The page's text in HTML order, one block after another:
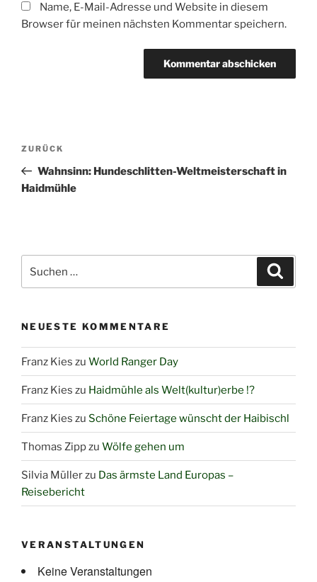
Name, E-Mail-Adresse und Website in diesem
Browser für meinen nächsten Kommentar speichern.
Beitragsnavigation
Vorheriger
Beitrag
ZURÜCK
Wahnsinn: Hundeschlitten-Weltmeisterschaft in
Haidmühle
nach:
NEUESTE KOMMENTARE
Franz Kies zu World Ranger Day
Franz Kies zu Haidmühle als Welt(kultur)erbe !?
Franz Kies zu Schöne Feiertage wünscht der Haibischl
Thomas Zippzu Wölfe gehen um
Silvia Müllerzu Das ärmste Land Europas –
Reisebericht
VERANSTALTUNGEN
Keine Veranstaltungen